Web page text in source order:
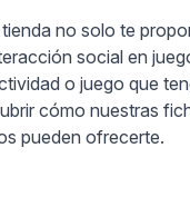
no solo te
social en
o juego que
cómo nuestras
pueden ofrecerte.